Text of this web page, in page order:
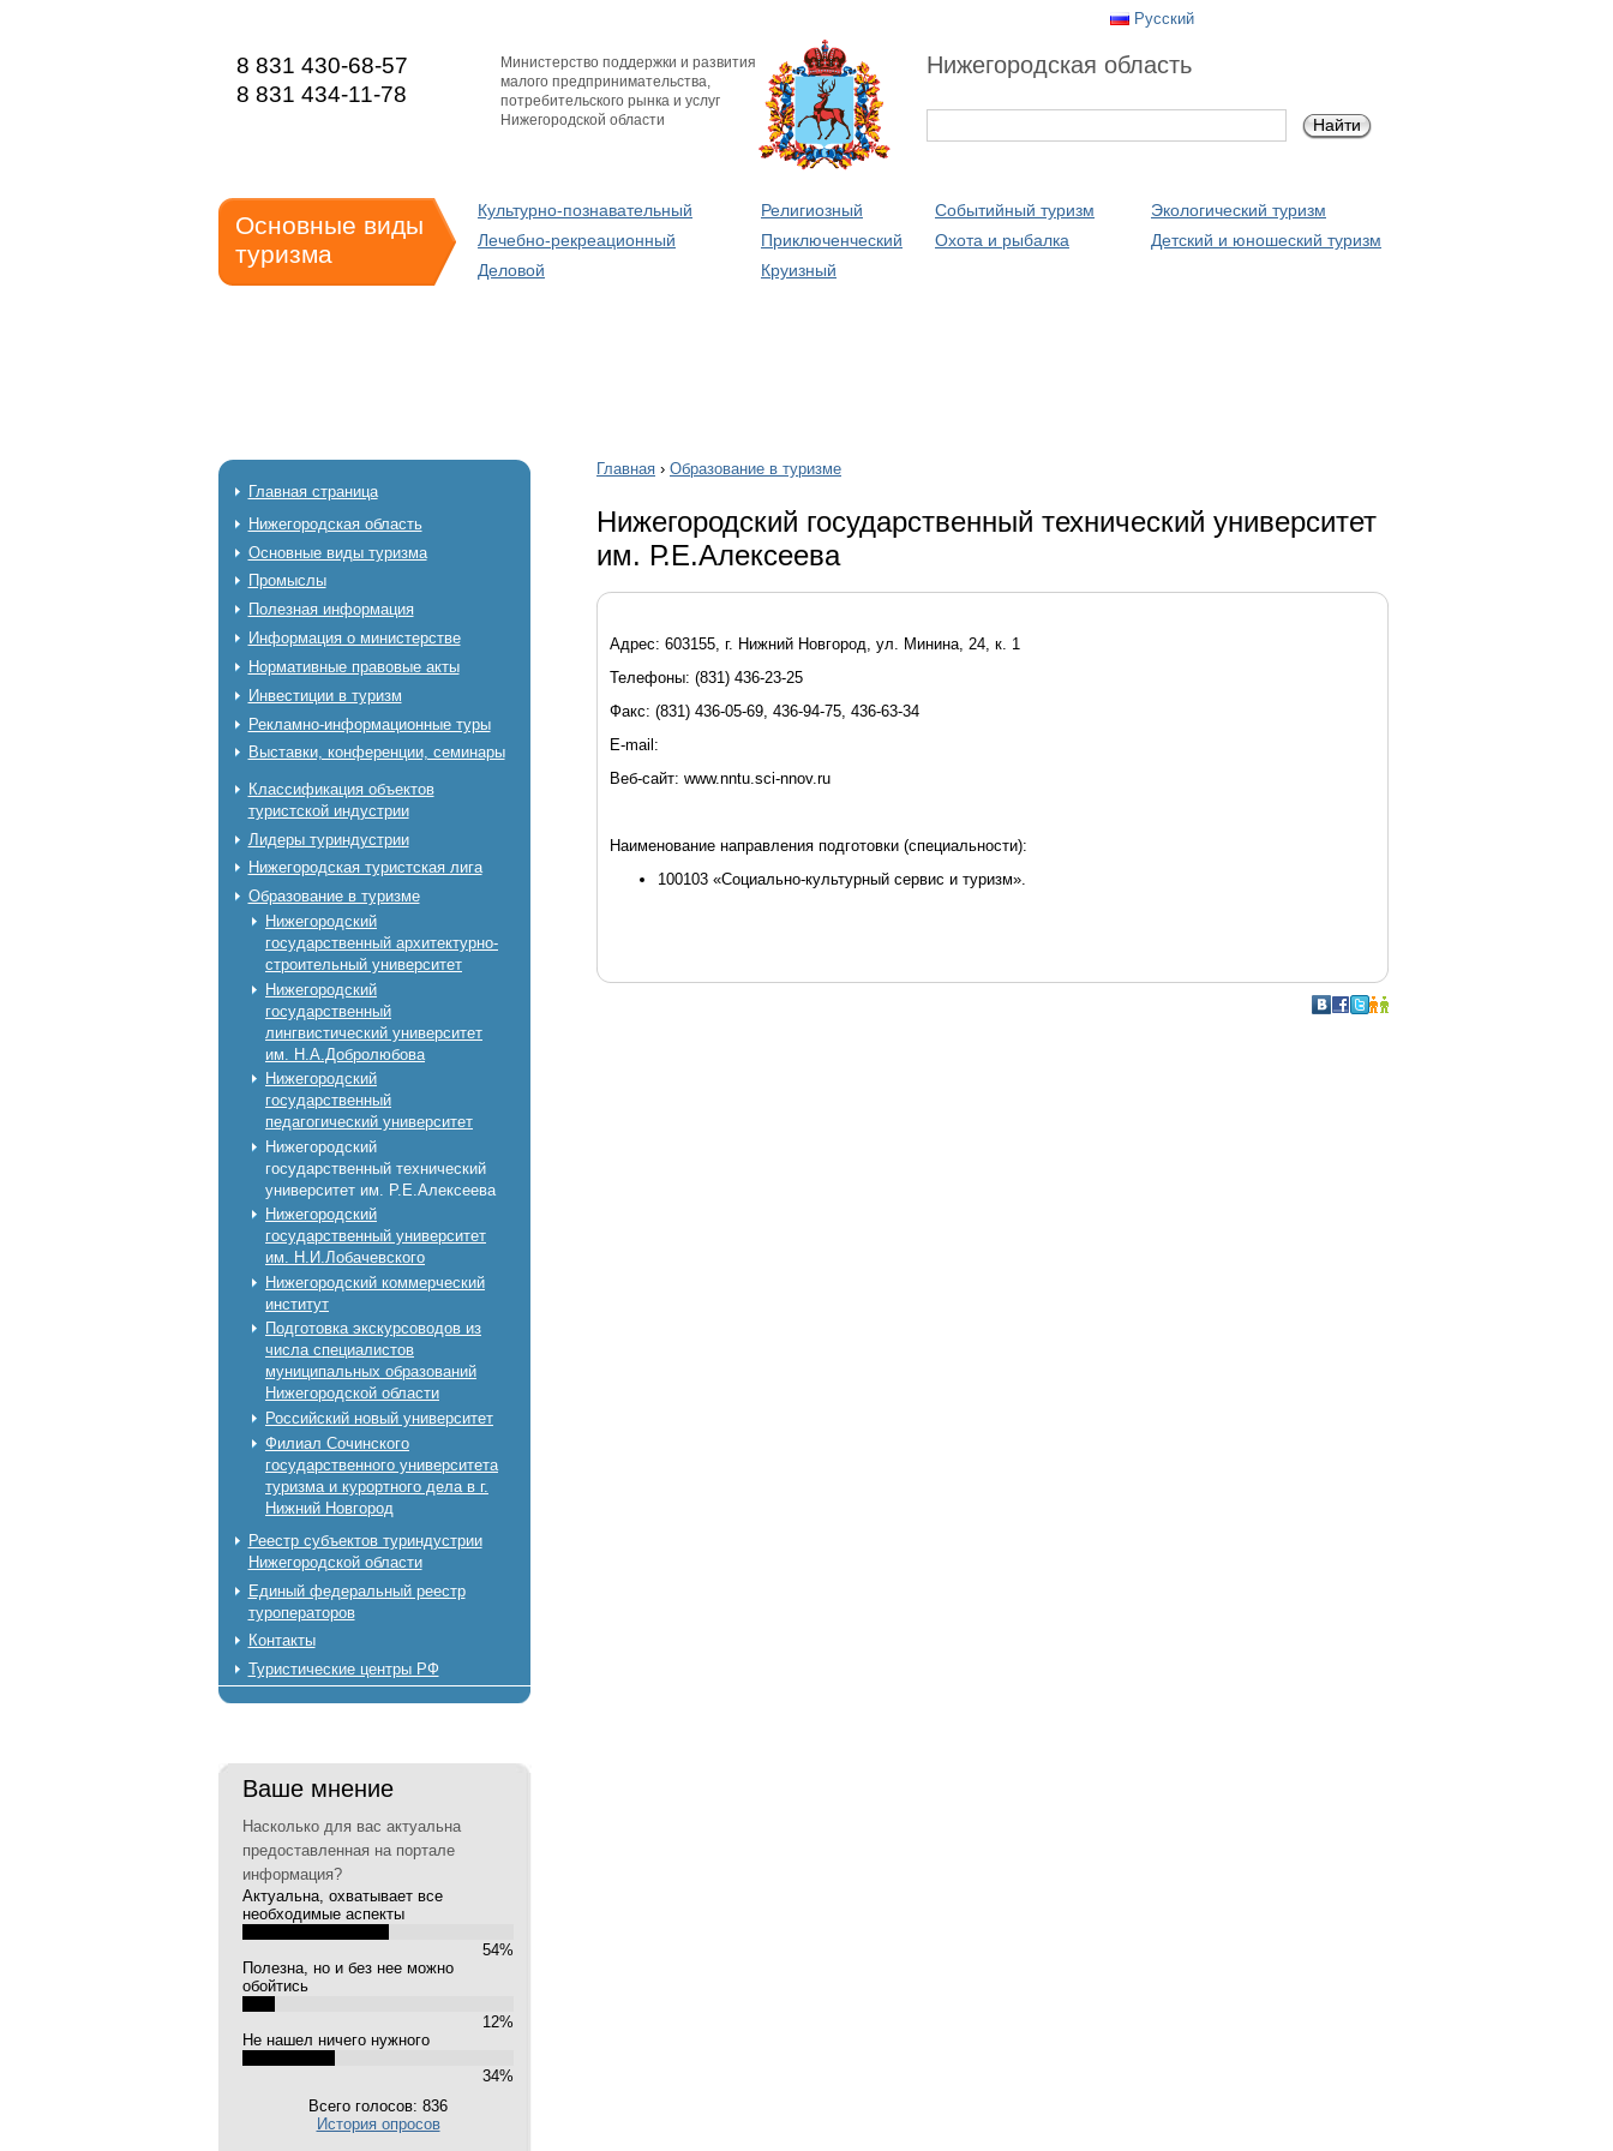
Русский
8 831 430-68-57
8 831 434-11-78
Министерство поддержки и развития
малого предпринимательства,
потребительского рынка и услуг
Нижегородской области
Нижегородская область
Основные виды
туризма
Культурно-познавательный Религиозный Событийный туризм
Экологический туризм
Лечебно-рекреационный
Приключенческий Охота и рыбалка
Детский и юношеский туризм
Деловой
Круизный
Главная страница
Нижегородская область
Основные виды туризма
Промыслы
Полезная информация
Информация о министерстве
Нормативные правовые акты
Инвестиции в туризм
Рекламно-информационные туры
Выставки, конференции, семинары
Классификация объектов
туристской индустрии
Лидеры туриндустрии
Нижегородская туристская лига
Образование в туризме
Нижегородский
государственный архитектурно-
строительный университет
Нижегородский
государственный
лингвистический университет
им. Н.А.Добролюбова
Нижегородский
государственный
педагогический университет
Нижегородский
государственный технический
университет им. Р.Е.Алексеева
Нижегородский
государственный университет
им. Н.И.Лобачевского
Нижегородский коммерческий
институт
Подготовка экскурсоводов из
числа специалистов
муниципальных образований
Нижегородской области
Российский новый университет
Филиал Сочинского
государственного университета
туризма и курортного дела в г.
Нижний Новгород
Реестр субъектов туриндустрии
Нижегородской области
Единый федеральный реестр
туроператоров
Контакты
Туристические центры РФ
Ваше мнение
Насколько для вас актуальна
предоставленная на портале
информация?
Актуальна, охватывает все
необходимые аспекты
54%
Полезна, но и без нее можно
обойтись
12%
Не нашел ничего нужного
34%
Всего голосов: 836
История опросов
Главная › Образование в туризме
Нижегородский государственный технический университет
им. Р.Е.Алексеева
Адрес: 603155, г. Нижний Новгород, ул. Минина, 24, к. 1
Телефоны: (831) 436-23-25
Факс: (831) 436-05-69, 436-94-75, 436-63-34
E-mail:
Веб-сайт: www.nntu.sci-nnov.ru
Наименование направления подготовки (специальности):
100103 «Социально-культурный сервис и туризм».